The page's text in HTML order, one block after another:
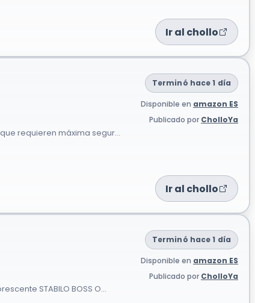
Ir al chollo
Terminó hace 1 día
Disponible en amazon ES
Publicado por CholloYa
requieren máxima segur...
Ir al chollo
Terminó hace 1 día
Disponible en amazon ES
Publicado por CholloYa
STABILO BOSS O...